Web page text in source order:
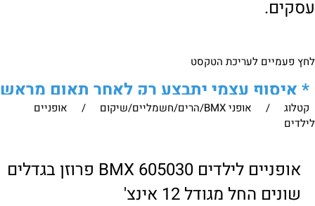
עסקים.
לחץ פעמיים לעריכת הטקסט
* איסוף עצמי יתבצע רק לאחר תאום מראש
של הלקוח מול נציגנו!
ווטצאפ (הודעות בלבד):
052-8059900
מענה טלפוני:04-8411075
קטלוג / אופני BMX/הרים/חשמליים/שיקום /
אופניים
לילדים
אופניים לילדים 605030 BMX פרוזן בגדלים
שונים החל מגודל 12 אינצ'